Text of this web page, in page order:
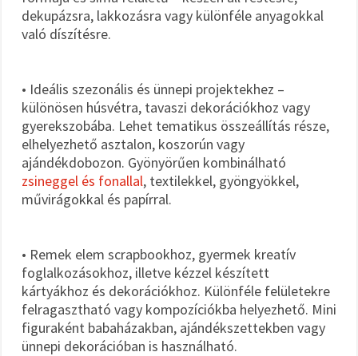
dekupázsra, lakkozásra vagy különféle anyagokkal
való díszítésre.
• Ideális szezonális és ünnepi projektekhez –
különösen húsvétra, tavaszi dekorációkhoz vagy
gyerekszobába. Lehet tematikus összeállítás része,
elhelyezhető asztalon, koszorún vagy
ajándékdobozon. Gyönyörűen kombinálható
zsineggel és fonallal, textilekkel, gyöngyökkel,
művirágokkal és papírral.
• Remek elem scrapbookhoz, gyermek kreatív
foglalkozásokhoz, illetve kézzel készített
kártyákhoz és dekorációkhoz. Különféle felületekre
felragasztható vagy kompozíciókba helyezhető. Mini
figuraként babaházakban, ajándékszettekben vagy
ünnepi dekorációban is használható.